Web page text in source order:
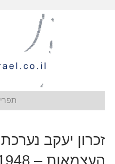
זכרון יעקב
העצמאות – 1948